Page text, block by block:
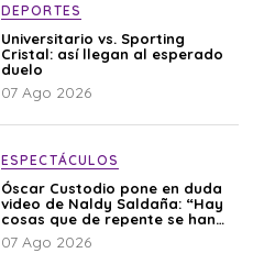
DEPORTES
Universitario vs. Sporting
Cristal: así llegan al esperado
duelo
07 Ago 2026
ESPECTÁCULOS
Óscar Custodio pone en duda
video de Naldy Saldaña: “Hay
cosas que de repente se han
editado”
07 Ago 2026